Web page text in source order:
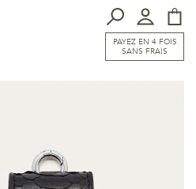
PAYEZ EN 4 FOIS
SANS FRAIS